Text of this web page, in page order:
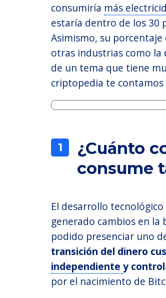
consumiría más
estaría dentro de los 30
Asimismo, su
otras industrias como la
de un tema que tiene
criptopedia te contamos
1
¿Cuánto
consume
El desarrollo
generado cambios en
podido presenciar uno
transición del dinero
independiente y
por el nacimiento de